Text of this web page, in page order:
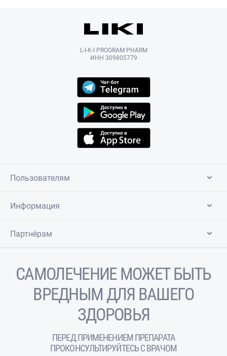
L-I-K-I PROGRAM PHARM
ИНН 309805779
Пользователям
Информация
Партнёрам
САМОЛЕЧЕНИЕ МОЖЕТ БЫТЬ
ВРЕДНЫМ ДЛЯ ВАШЕГО
ЗДОРОВЬЯ
ПЕРЕД ПРИМЕНЕНИЕМ ПРЕПАРАТА
ПРОКОНСУЛЬТИРУЙТЕСЬ С ВРАЧОМ